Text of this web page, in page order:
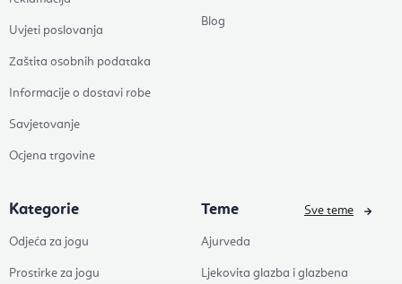
Uvjeti poslovanja
Zaštita osobnih podataka
Informacije o dostavi robe
Savjetovanje
Ocjena trgovine
Blog
Kategorie
Odjeća za jogu
Prostirke za jogu
Teme
Ajurveda
Ljekovita glazba i glazbena
Sve teme